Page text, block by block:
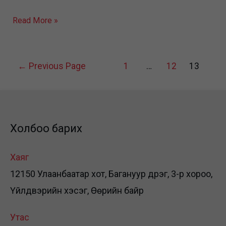
Дэлхийн
санхүүжигдэх
ын
гүйцэтгэл
Read More »
← Previous Page 1 … 12 13
Холбоо барих
Хаяг
12150 Улаанбаатар хот, Багануур дүүрэг, 3-р хороо,
Үйлдвэрийн хэсэг, Өөрийн байр
Утас